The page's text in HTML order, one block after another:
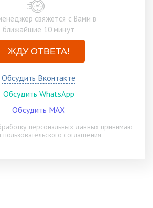
свяжется с Вами в
ближайшие 10 минут
ЖДУ ОТВЕТА!
Обсудить Вконтакте
Обсудить WhatsApp
Обсудить MAX
персональных данных принимаю
пользовательского соглашения